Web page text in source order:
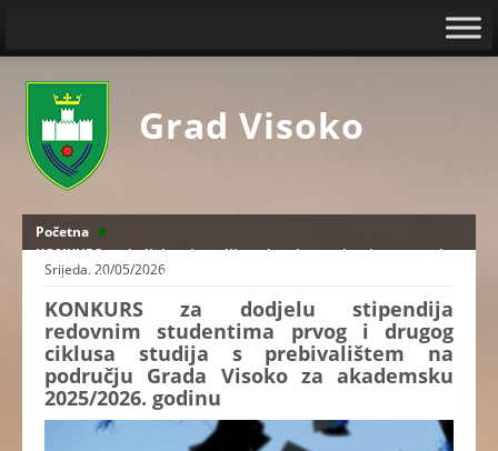
Grad Visoko
Početna
KONKURS za dodjelu stipendija redovnim studentima prvog i
drugog ciklusa studija s prebivalištem na području Grada Visoko
za akademsku 2025/2026. godinu
Srijeda, 20/05/2026
KONKURS za dodjelu stipendija
redovnim studentima prvog i drugog
ciklusa studija s prebivalištem na
području Grada Visoko za akademsku
2025/2026. godinu